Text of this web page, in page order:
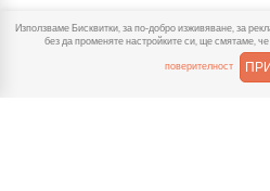
Лесно
Можеш да
Използваме Бисквитки, за по-добро изживяване, за
без да променяте настройките си, ще смятаме,
поверителност